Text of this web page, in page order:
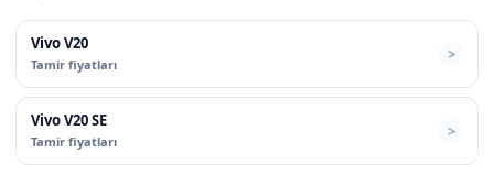
Vivo V20
Tamir fiyatları
Vivo V20 SE
Tamir fiyatları